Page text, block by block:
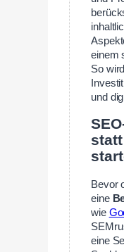
einem
So
und
Bevor
eine
wie
eine